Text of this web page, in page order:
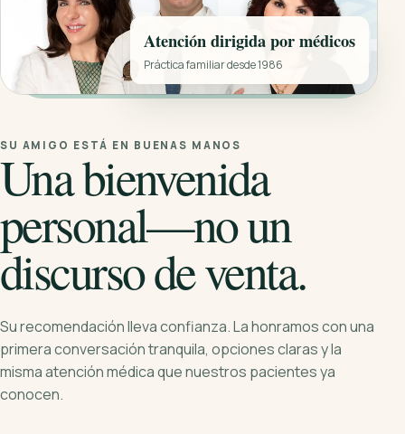
Atención dirigida por médicos
Práctica familiar desde 1986
SU AMIGO ESTÁ EN BUENAS MANOS
Una bienvenida
personal—no un
discurso de venta.
Su recomendación lleva confianza. La honramos con una
primera conversación tranquila, opciones claras y la
misma atención médica que nuestros pacientes ya
conocen.